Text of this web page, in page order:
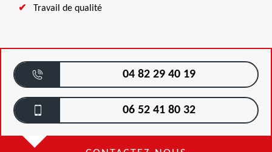
Travail de qualité
04 82 29 40 19
06 52 41 80 32